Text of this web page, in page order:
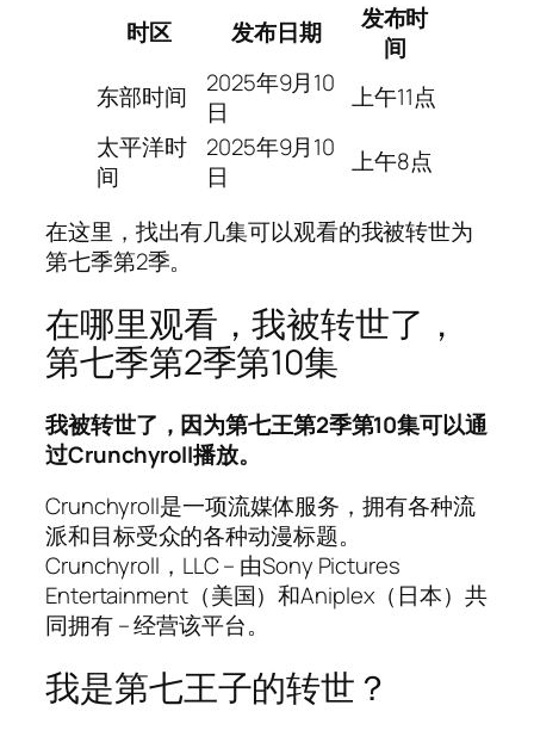
时区 发布日期
发布时
间
东部时间
2025年9月10
日
上午11点
太平洋时
间
2025年9月10
日
上午8点
在这里，找出有几集可以观看的我被转世为
第七季第2季。
在哪里观看，我被转世了，
第七季第2季第10集
我被转世了，因为第七王第2季第10集可以通
过Crunchyroll播放。
Crunchyroll是一项流媒体服务，拥有各种流
派和目标受众的各种动漫标题。
Crunchyroll，LLC – 由Sony Pictures
Entertainment（美国）和Aniplex（日本）共
同拥有 – 经营该平台。
我是第七王子的转世？